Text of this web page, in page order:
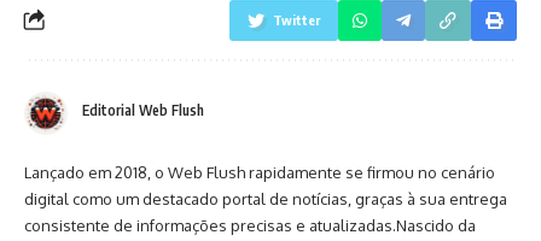
Twitter
Editorial Web Flush
Lançado em 2018, o Web Flush rapidamente se firmou no cenário
digital como um destacado portal de notícias, graças à sua entrega
consistente de informações precisas e atualizadas.Nascido da